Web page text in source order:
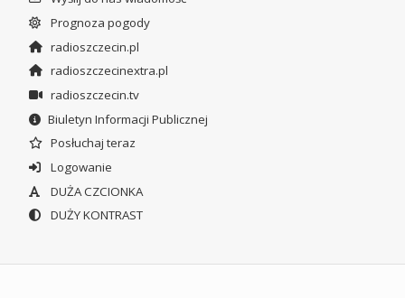
Prognoza pogody
radioszczecin.pl
radioszczecinextra.pl
radioszczecin.tv
Biuletyn Informacji Publicznej
Posłuchaj teraz
Logowanie
DUŻA CZCIONKA
DUŻY KONTRAST